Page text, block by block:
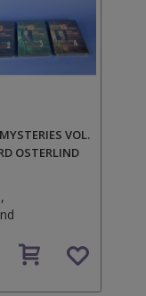
VOL.
OSTERLIND
den